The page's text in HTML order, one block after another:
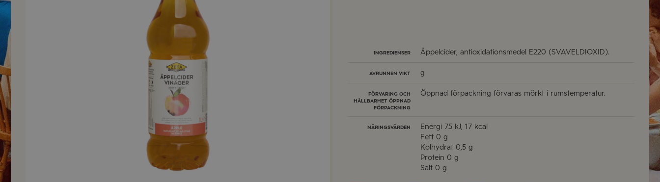
INGREDIENSER Äppelcider, antioxidationsmedel E220 (SVAVELDIOXID).
AVRUNNEN VIKT g
FÖRVARING OCH
HÅLLBARHET ÖPPNAD
FÖRPACKNING
Öppnad förpackning förvaras mörkt i rumstemperatur.
NÄRINGSVÄRDEN Energi 75 kJ, 17 kcal
Fett 0 g
Kolhydrat 0,5 g
Protein 0 g
Salt 0 g